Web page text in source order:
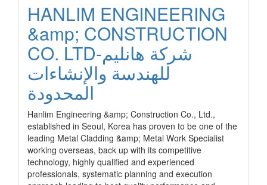
HANLIM ENGINEERING
&amp; CONSTRUCTION
CO. LTD-شركة هانليم
للهندسة والإنشاءات
المحدودة
Hanlim Engineering &amp; Construction Co., Ltd.,
established in Seoul, Korea has proven to be one of the
leading Metal Cladding &amp; Metal Work Specialist
working overseas, back up with its competitive
technology, highly qualified and experienced
professionals, systematic planning and execution